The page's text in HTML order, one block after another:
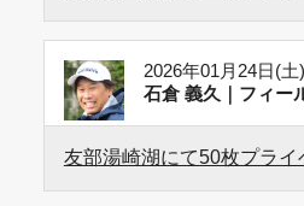
2026年01月24日(土)
石倉 義久｜フィー
友部湯崎湖にて50枚プライ